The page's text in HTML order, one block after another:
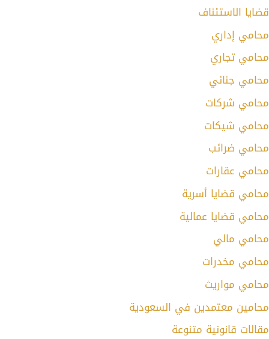
قضايا الاستئناف
محامي إداري
محامي تجاري
محامي جنائي
محامي شركات
محامي شيكات
محامي ضرائب
محامي عقارات
محامي قضايا أسرية
محامي قضايا عمالية
محامي مالي
محامي مخدرات
محامي مواريث
محامين معتمدين في السعودية
مقالات قانونية متنوعة